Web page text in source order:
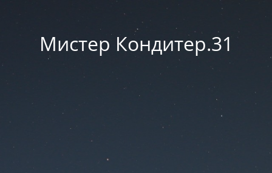
Мистер Кондитер.31